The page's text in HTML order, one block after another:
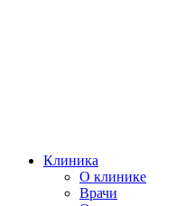
Клиника
О клинике
Врачи